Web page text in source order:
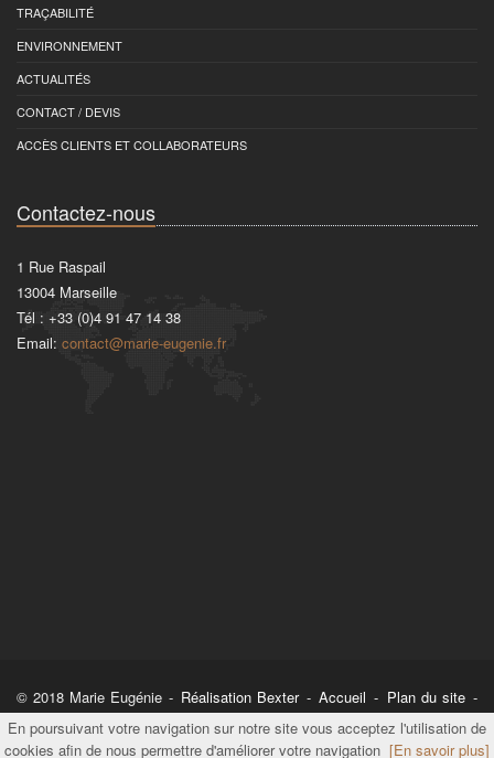
TRAÇABILITÉ
ENVIRONNEMENT
ACTUALITÉS
CONTACT / DEVIS
ACCÈS CLIENTS ET COLLABORATEURS
Contactez-nous
1 Rue Raspail
13004 Marseille
Tél : +33 (0)4 91 47 14 38
Email: contact@marie-eugenie.fr
© 2018 Marie Eugénie - Réalisation Bexter - Accueil - Plan du site -
Mentions légales
En poursuivant votre navigation sur notre site vous acceptez l'utilisation de
cookies afin de nous permettre d'améliorer votre navigation [En savoir plus]